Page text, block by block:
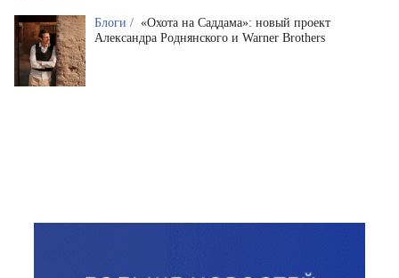
Блоги / «Охота на Саддама»: новый проект
Александра Роднянского и Warner Brothers